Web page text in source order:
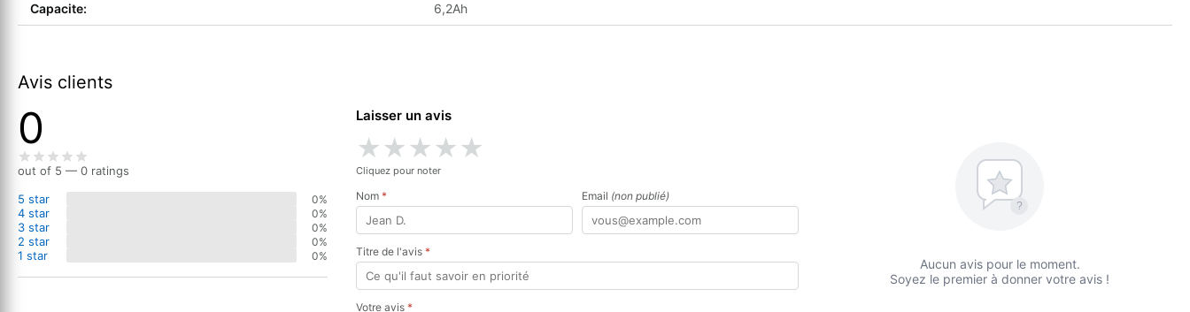
Capacite: 6,2Ah
Avis clients
0
out of 5 — 0 ratings
5 star
0%
4 star 0%
3 star 0%
2 star 0%
1 star 0%
Laisser un avis
★★★★★
Cliquez pour noter
Nom * Email (non publié)
Titre de l'avis *
Votre avis *
?
Aucun avis pour le moment.
Soyez le premier à donner votre avis !